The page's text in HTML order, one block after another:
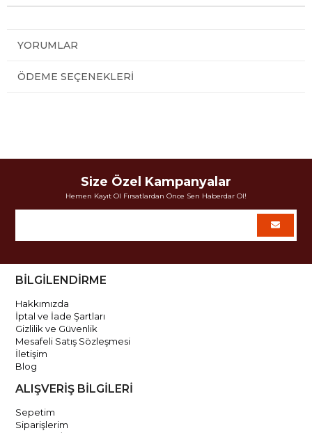
YORUMLAR
ÖDEME SEÇENEKLERI
Size Özel Kampanyalar
Hemen Kayıt Ol Fırsatlardan Önce Sen Haberdar Ol!
BİLGİLENDİRME
Hakkımızda
İptal ve İade Şartları
Gizlilik ve Güvenlik
Mesafeli Satış Sözleşmesi
İletişim
Blog
ALIŞVERİŞ BİLGİLERİ
Sepetim
Siparişlerim